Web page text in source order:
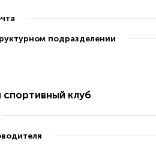
подразделении
спортивный клуб